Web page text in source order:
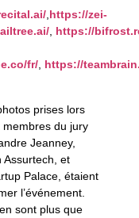
,https://zei-
, https://
fr/, https://
prises lors
membres du jury
Jeanney,
Assurtech, et
Palace, étaient
l’événement.
sont plus que